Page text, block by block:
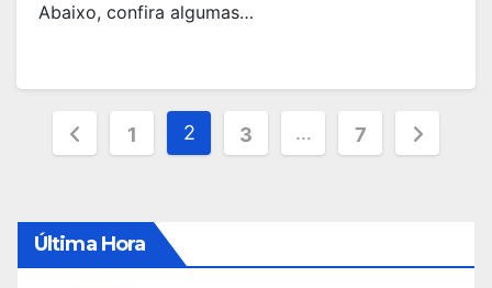
Abaixo, confira algumas…
Paginação
conteúdos
1 2 3 … 7
Última Hora